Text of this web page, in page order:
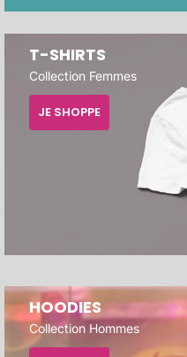
T-SHIRTS
Collection Femmes
JE SHOPPE
HOODIES
Collection Hommes